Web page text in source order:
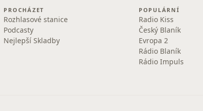
PROCHÁZET
Rozhlasové stanice
Podcasty
Nejlepší Skladby
POPULÁRNÍ
Radio Kiss
Český Blaník
Evropa 2
Rádio Blaník
Rádio Impuls